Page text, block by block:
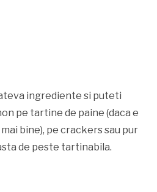
ingrediente si puteti
pe tartine de paine (daca e
bine), pe crackers sau pur
de peste tartinabila.